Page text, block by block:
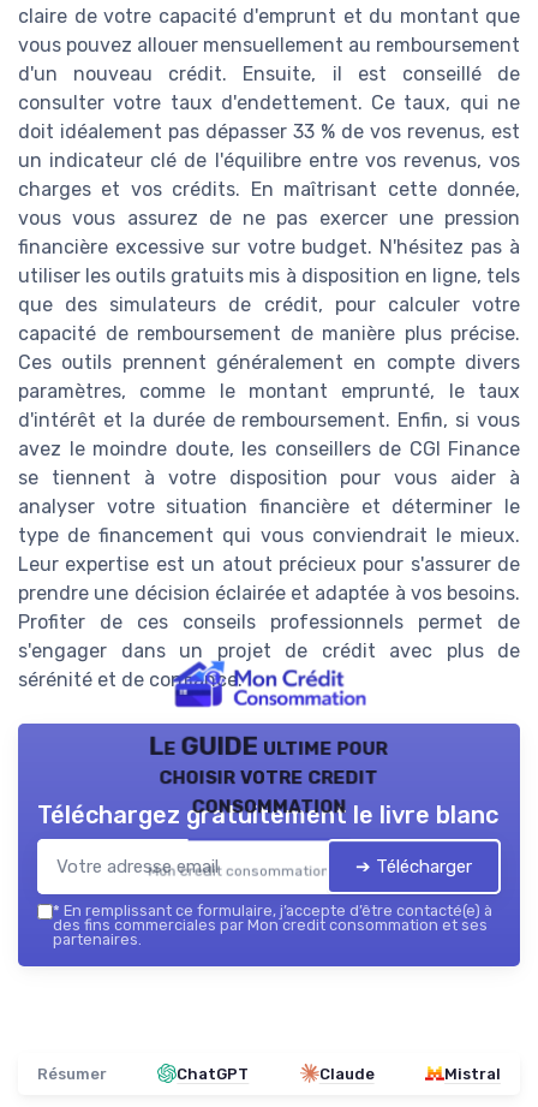
claire de votre capacité d'emprunt et du montant que
vous pouvez allouer mensuellement au remboursement
d'un nouveau crédit. Ensuite, il est conseillé de
consulter votre taux d'endettement. Ce taux, qui ne
doit idéalement pas dépasser 33 % de vos revenus, est
un indicateur clé de l'équilibre entre vos revenus, vos
charges et vos crédits. En maîtrisant cette donnée,
vous vous assurez de ne pas exercer une pression
financière excessive sur votre budget. N'hésitez pas à
utiliser les outils gratuits mis à disposition en ligne, tels
que des simulateurs de crédit, pour calculer votre
capacité de remboursement de manière plus précise.
Ces outils prennent généralement en compte divers
paramètres, comme le montant emprunté, le taux
d'intérêt et la durée de remboursement. Enfin, si vous
avez le moindre doute, les conseillers de CGI Finance
se tiennent à votre disposition pour vous aider à
analyser votre situation financière et déterminer le
type de financement qui vous conviendrait le mieux.
Leur expertise est un atout précieux pour s'assurer de
prendre une décision éclairée et adaptée à vos besoins.
Profiter de ces conseils professionnels permet de
s'engager dans un projet de crédit avec plus de
sérénité et de confiance.
Le GUIDE ultime pour
choisir votre credit
consommation
Mon credit consommation — 2026
Téléchargez gratuitement le livre blanc
➔ Télécharger
* En remplissant ce formulaire, j’accepte d’être contacté(e) à
des fins commerciales par Mon credit consommation et ses
partenaires.
Résumer ChatGPT Claude Mistral